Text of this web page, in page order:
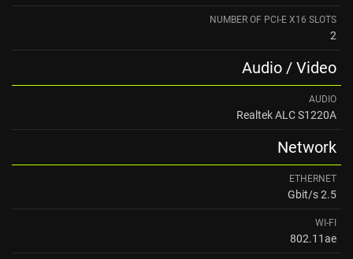
NUMBER OF PCI-E X16 SLOTS
2
Audio / Video
AUDIO
Realtek ALC S1220A
Network
ETHERNET
2.5 Gbit/s
WI-FI
802.11ae